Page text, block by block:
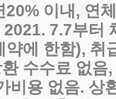
20% 이내, 연
2021. 7.7부터
약에 한함), 취
수수료 없음
비용 없음. 상